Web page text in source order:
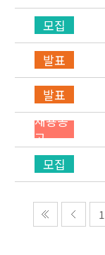
모집
발표
발표
채용공
고
모집
1